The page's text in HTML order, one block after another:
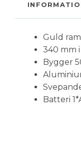
Guld
340 mm
Bygger
Batteri